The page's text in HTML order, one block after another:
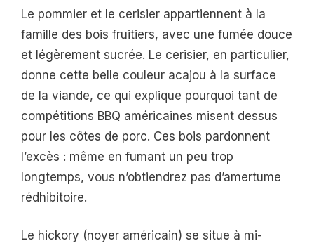
Le pommier et le cerisier appartiennent à la
famille des bois fruitiers, avec une fumée douce
et légèrement sucrée. Le cerisier, en particulier,
donne cette belle couleur acajou à la surface
de la viande, ce qui explique pourquoi tant de
compétitions BBQ américaines misent dessus
pour les côtes de porc. Ces bois pardonnent
l’excès : même en fumant un peu trop
longtemps, vous n’obtiendrez pas d’amertume
rédhibitoire.
Le hickory (noyer américain) se situe à mi-